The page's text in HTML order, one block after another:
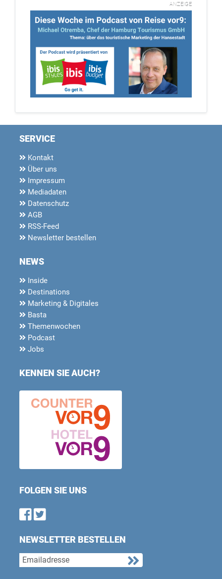
ANZEIGE
SERVICE
Kontakt
Über uns
Impressum
Mediadaten
Datenschutz
AGB
RSS-Feed
Newsletter bestellen
NEWS
Inside
Destinations
Marketing & Digitales
Basta
Themenwochen
Podcast
Jobs
KENNEN SIE AUCH?
FOLGEN SIE UNS
Find us on Facebook
Follow us on Twitter
NEWSLETTER BESTELLEN